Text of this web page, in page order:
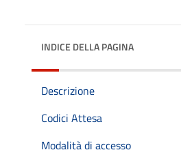
INDICE DELLA PAGINA
Descrizione
Codici Attesa
Modalità di accesso